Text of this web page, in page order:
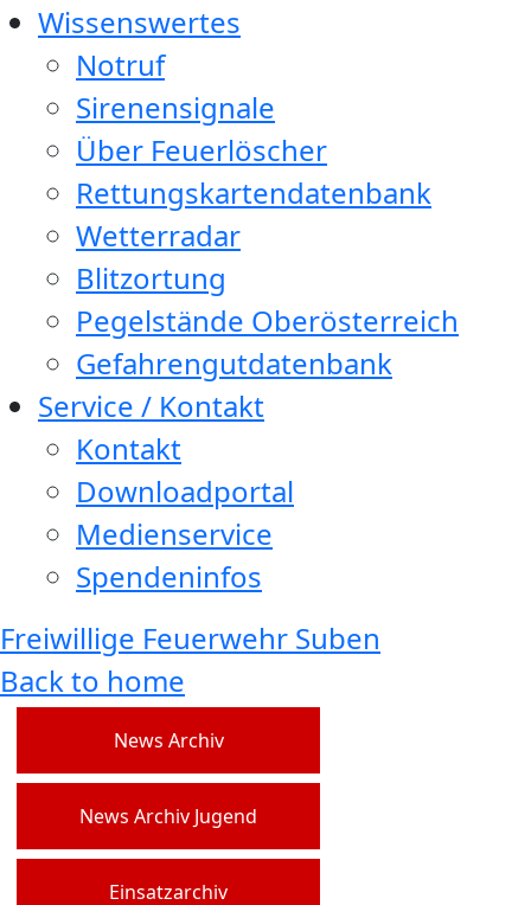
Wissenswertes
Notruf
Sirenensignale
Über Feuerlöscher
Rettungskartendatenbank
Wetterradar
Blitzortung
Pegelstände Oberösterreich
Gefahrengutdatenbank
Service / Kontakt
Kontakt
Downloadportal
Medienservice
Spendeninfos
Freiwillige Feuerwehr Suben
Back to home
News Archiv
News Archiv Jugend
Einsatzarchiv